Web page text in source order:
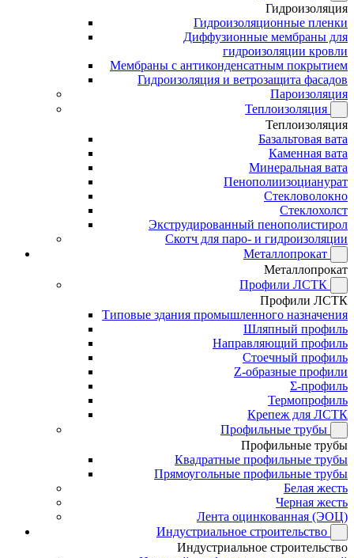
Гидроизоляция
Гидроизоляционные пленки
Диффузионные мембраны для
гидроизоляции кровли
Мембраны с антиконденсатным покрытием
Гидроизоляция и ветрозащита фасадов
Пароизоляция
Теплоизоляция
Теплоизоляция
Базальтовая вата
Каменная вата
Минеральная вата
Пенополиизоцианурат
Стекловолокно
Стеклохолст
Экструдированный пенополистирол
Скотч для паро- и гидроизоляции
Металлопрокат
Металлопрокат
Профили ЛСТК
Профили ЛСТК
Типовые здания промышленного назначения
Шляпный профиль
Направляющий профиль
Стоечный профиль
Z-образные профили
Σ-профиль
Термопрофиль
Крепеж для ЛСТК
Профильные трубы
Профильные трубы
Квадратные профильные трубы
Прямоугольные профильные трубы
Белая жесть
Черная жесть
Лента оцинкованная (ЭОЦ)
Индустриальное строительство
Индустриальное строительство